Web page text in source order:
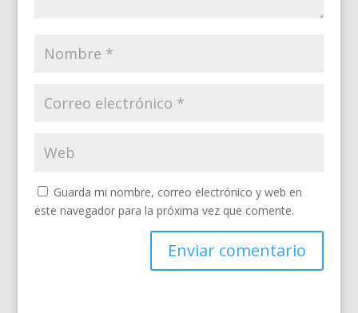
Guarda mi nombre, correo electrónico y web en
este navegador para la próxima vez que comente.